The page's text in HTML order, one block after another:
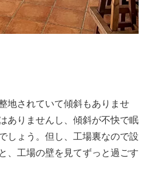
地されていて傾斜もありませ
ありませんし、傾斜が不快で眠
しょう。但し、工場裏なので設
、工場の壁を見てずっと過ごす